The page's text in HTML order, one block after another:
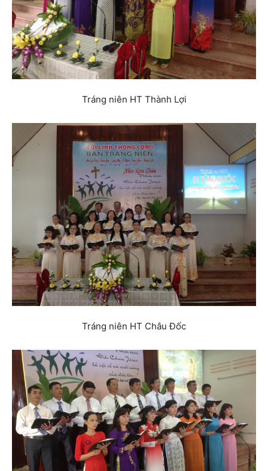
Tráng niên HT Thành Lợi
Tráng niên HT Châu Đốc